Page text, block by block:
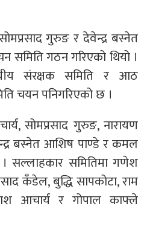
गुरुङ र देवेन्द्र बस्नेत
समिति गठन गरिएको थियो ।
संरक्षक समिति र आठ
चयन पनिगरिएको छ ।
सोमप्रसाद गुरुङ, नारायण
बस्नेत आशिष पाण्डे र कमल
सल्लाहकार समितिमा गणेश
कँडेल, बुद्धि सापकोटा, राम
आचार्य र गोपाल काफ्ले